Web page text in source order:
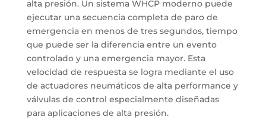
alta presión. Un sistema WHCP moderno puede
ejecutar una secuencia completa de paro de
emergencia en menos de tres segundos, tiempo
que puede ser la diferencia entre un evento
controlado y una emergencia mayor. Esta
velocidad de respuesta se logra mediante el uso
de actuadores neumáticos de alta performance y
válvulas de control especialmente diseñadas
para aplicaciones de alta presión.